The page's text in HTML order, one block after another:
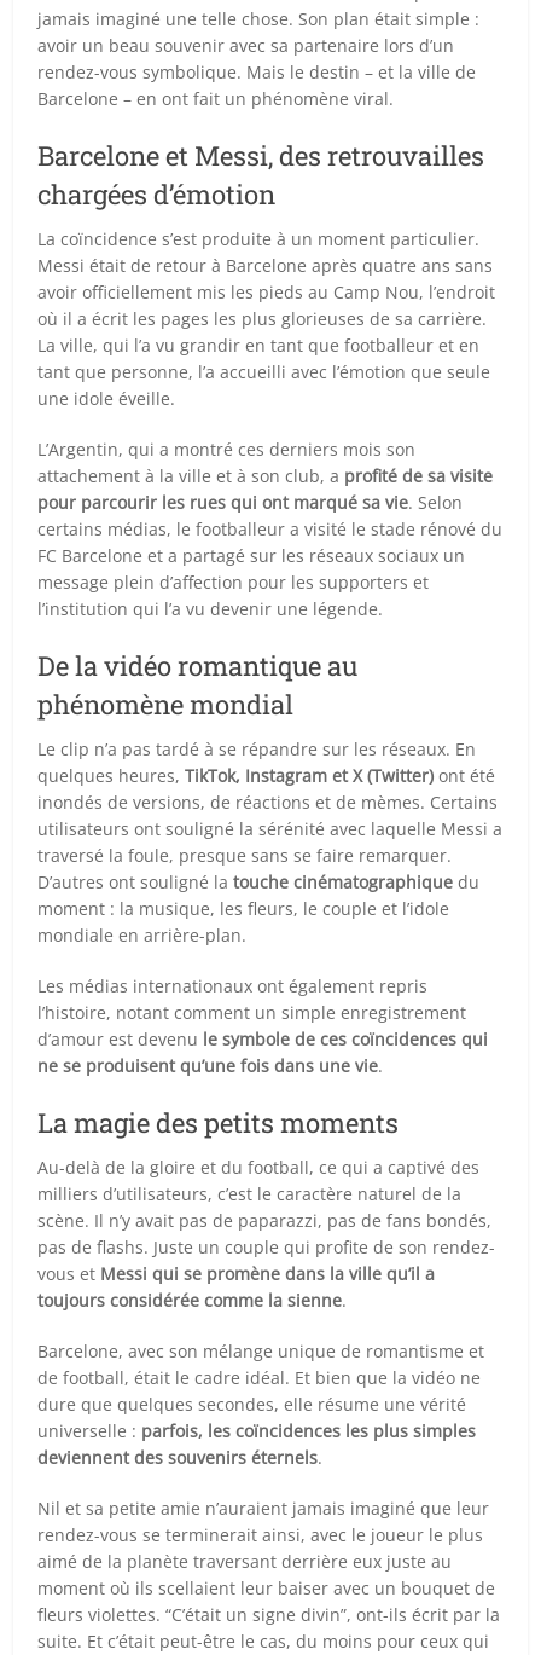
jamais imaginé une telle chose. Son plan était simple :
avoir un beau souvenir avec sa partenaire lors d’un
rendez-vous symbolique. Mais le destin – et la ville de
Barcelone – en ont fait un phénomène viral.
Barcelone et Messi, des retrouvailles
chargées d’émotion
La coïncidence s’est produite à un moment particulier.
Messi était de retour à Barcelone après quatre ans sans
avoir officiellement mis les pieds au Camp Nou, l’endroit
où il a écrit les pages les plus glorieuses de sa carrière.
La ville, qui l’a vu grandir en tant que footballeur et en
tant que personne, l’a accueilli avec l’émotion que seule
une idole éveille.
L’Argentin, qui a montré ces derniers mois son
attachement à la ville et à son club, a profité de sa visite
pour parcourir les rues qui ont marqué sa vie. Selon
certains médias, le footballeur a visité le stade rénové du
FC Barcelone et a partagé sur les réseaux sociaux un
message plein d’affection pour les supporters et
l’institution qui l’a vu devenir une légende.
De la vidéo romantique au
phénomène mondial
Le clip n’a pas tardé à se répandre sur les réseaux. En
quelques heures,TikTok, Instagram et X (Twitter) ont été
inondés de versions, de réactions et de mèmes. Certains
utilisateurs ont souligné la sérénité avec laquelle Messi a
traversé la foule, presque sans se faire remarquer.
D’autres ont souligné latouche cinématographique du
moment : la musique, les fleurs, le couple et l’idole
mondiale en arrière-plan.
Les médias internationaux ont également repris
l’histoire, notant comment un simple enregistrement
d’amour est devenu le symbole de ces coïncidences qui
ne se produisent qu’une fois dans une vie.
La magie des petits moments
Au-delà de la gloire et du football, ce qui a captivé des
milliers d’utilisateurs, c’est le caractère naturel de la
scène. Il n’y avait pas de paparazzi, pas de fans bondés,
pas de flashs. Juste un couple qui profite de son rendez-
vous et Messi qui se promène dans la ville qu’il a
toujours considérée comme la sienne.
Barcelone, avec son mélange unique de romantisme et
de football, était le cadre idéal. Et bien que la vidéo ne
dure que quelques secondes, elle résume une vérité
universelle : parfois, les coïncidences les plus simples
deviennent des souvenirs éternels.
Nil et sa petite amie n’auraient jamais imaginé que leur
rendez-vous se terminerait ainsi, avec le joueur le plus
aimé de la planète traversant derrière eux juste au
moment où ils scellaient leur baiser avec un bouquet de
fleurs violettes. “C’était un signe divin”, ont-ils écrit par la
suite. Et c’était peut-être le cas, du moins pour ceux qui